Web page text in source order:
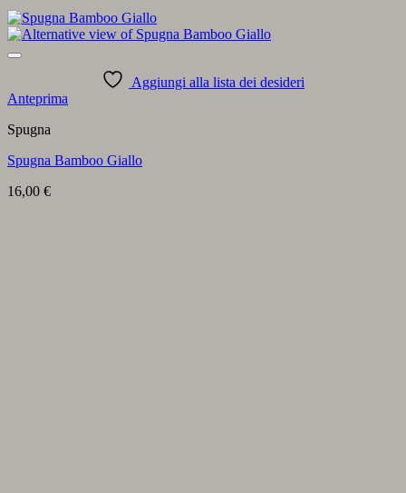
Aggiungi alla lista dei desideri
Anteprima
Spugna
Spugna Bamboo Giallo
16,00 €